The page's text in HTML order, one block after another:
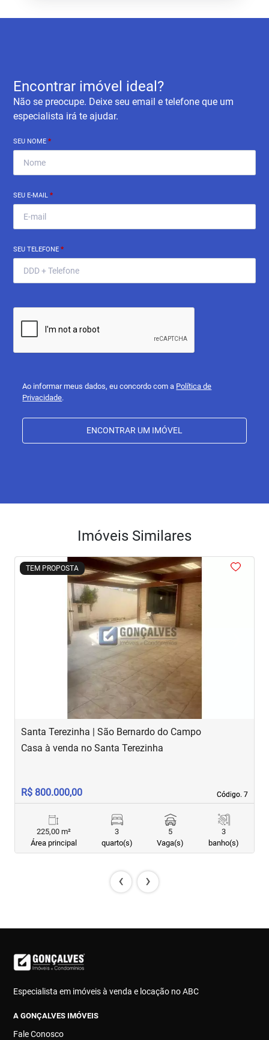
Encontrar imóvel ideal?
Não se preocupe. Deixe seu email e telefone que um
especialista irá te ajudar.
SEU NOME*
SEU E-MAIL*
SEU TELEFONE*
Ao informar meus dados, eu concordo com a Política de
Privacidade.
ENCONTRAR UM IMÓVEL
Imóveis Similares
TEM PROPOSTA
<<<<
Previous
Santa Terezinha | São Bernardo do Campo
Código. 7
Código. 7
Casa à venda no Santa Terezinha
R$ 800.000,00
225,00 m²
Área principal
3
quarto(s)
5
Vaga(s)
3
banho(s)
‹ ›
Especialista em imóveis à venda e locação no ABC
A GONÇALVES IMÓVEIS
Fale Conosco